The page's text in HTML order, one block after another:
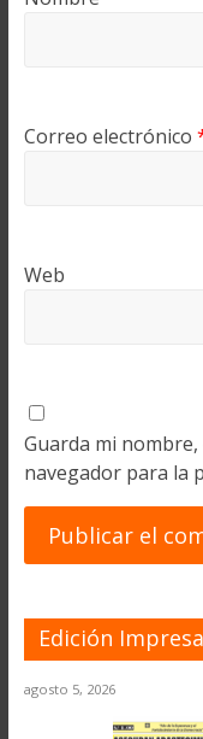
Correo electrónico
Web
Guarda mi
navegador para la
Edición
agosto 5, 2026